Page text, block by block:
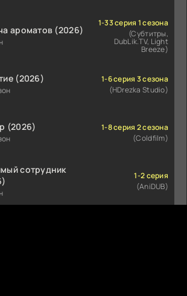
ароматов (2026)
1-33 серия 1 сезона
(Субтитры,
DubLik.TV, Light
Breeze)
(2026)
1-6 серия 3 сезона
(HDrezka Studio)
(2026)
1-8 серия 2 сезона
(Coldfilm)
сотрудник
1-2 серия
(AniDUB)